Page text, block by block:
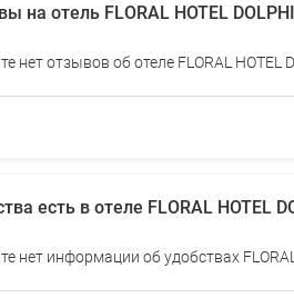
на отель FLORAL HOTEL
нет отзывов об отеле FLORAL HOTEL
есть в отеле FLORAL HOTEL
нет информации об удобствах FLORAL